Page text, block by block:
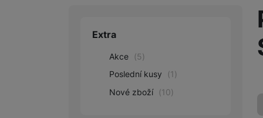
Tablety
Sluchátka
Upřesnit
Extra
Akce (5)
Poslední kusy
(1)
Nové zboží (10)